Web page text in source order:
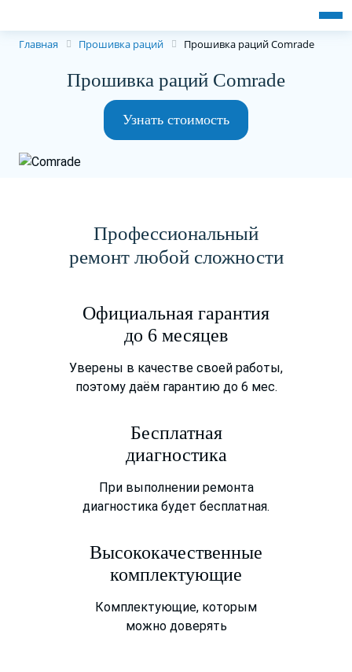
Главная Прошивка раций Прошивка раций Comrade
Прошивка раций Comrade
Узнать стоимость
Профессиональный
ремонт любой сложности
Официальная гарантия
до 6 месяцев
Уверены в качестве своей работы,
поэтому даём гарантию до 6 мес.
Бесплатная
диагностика
При выполнении ремонта
диагностика будет бесплатная.
Высококачественные
комплектующие
Комплектующие, которым
можно доверять